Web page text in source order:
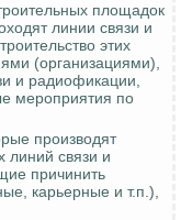
площадок
линии связи и
этих
(организациями),
и радиофикации,
мероприятия по
производят
линий связи и
причинить
карьерные и т.п.),